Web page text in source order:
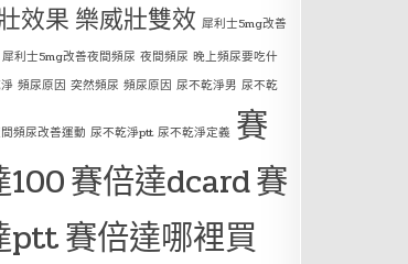
效果 樂威壯雙效 犀利士5mg改善
犀利士5mg改善夜間頻尿 夜間頻尿 晚上頻尿要吃什
頻尿原因 突然頻尿 頻尿原因 尿不乾淨男 尿不乾
頻尿改善運動 尿不乾淨ptt 尿不乾淨定義 賽
100賽倍達dcard賽
ptt賽倍達哪裡買